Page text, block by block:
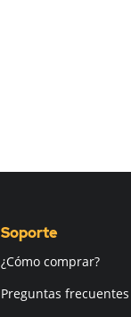
Soporte
¿Cómo comprar?
Preguntas frecuentes